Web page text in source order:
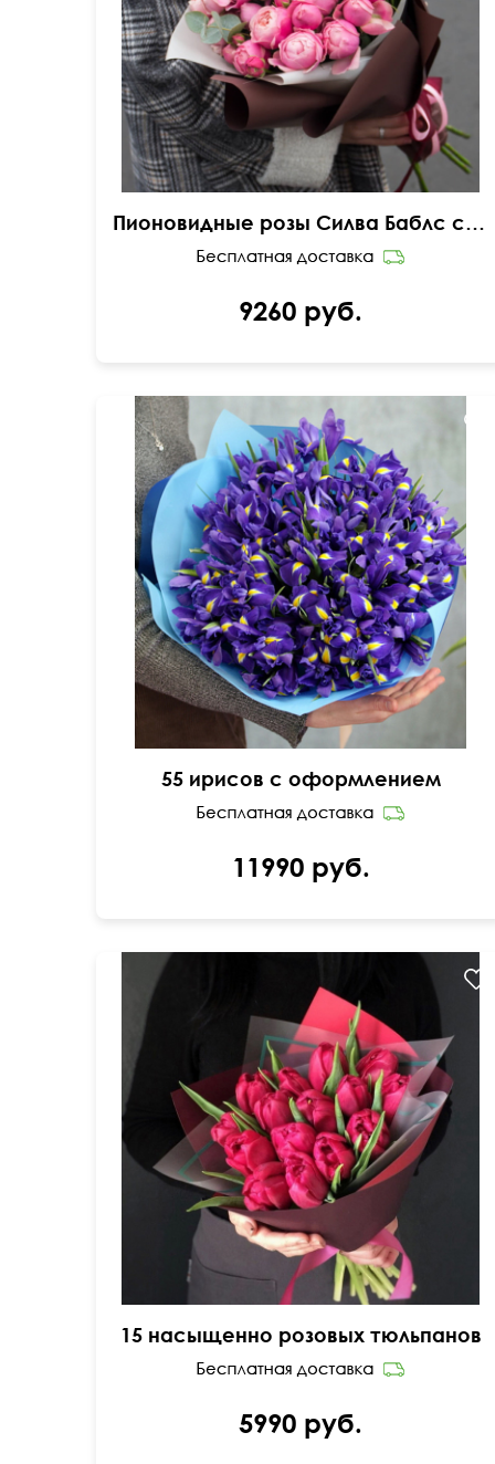
Пионовидные розы Силва Баблс с эвкалиптом
9260 руб.
50 см 40 см
55 ирисов с оформлением
11990 руб.
45 см 25 см
15 насыщенно розовых тюльпанов
5990 руб.